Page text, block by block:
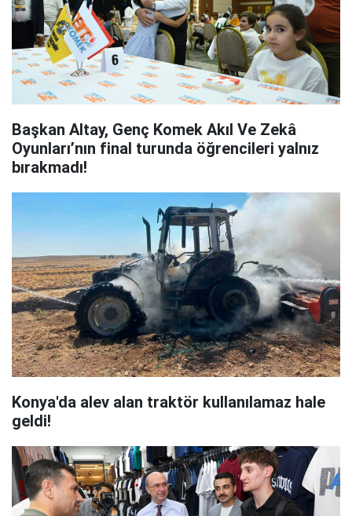
Başkan Altay, Genç Komek Akıl Ve Zekâ
Oyunları’nın final turunda öğrencileri yalnız
bırakmadı!
Konya'da alev alan traktör kullanılamaz hale
geldi!